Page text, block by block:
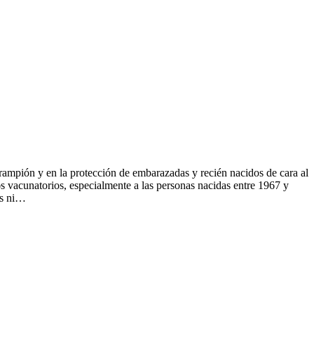
y en la protección de embarazadas y recién nacidos de cara al
especialmente a las personas nacidas entre 1967 y
ni…